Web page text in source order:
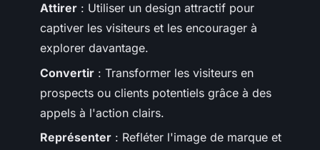
Attirer : Utiliser un design attractif pour
captiver les visiteurs et les encourager à
explorer davantage.
Convertir : Transformer les visiteurs en
prospects ou clients potentiels grâce à des
appels à l'action clairs.
Représenter : Refléter l'image de marque et